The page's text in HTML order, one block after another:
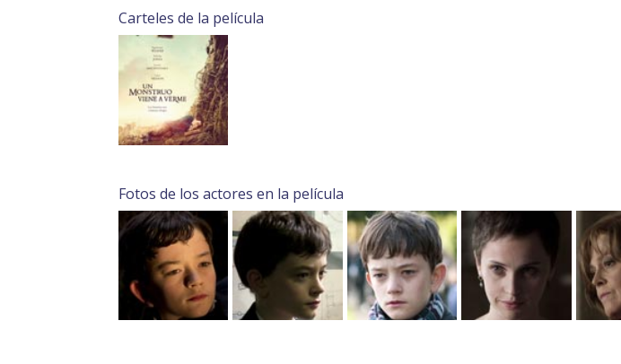
Carteles de la película
Fotos de los actores en la película